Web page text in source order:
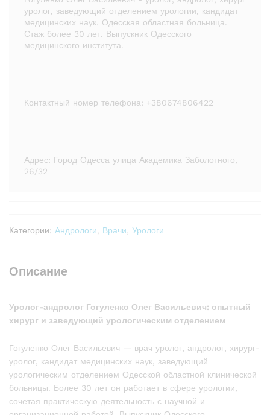
уролог, заведующий отделением урологии, кандидат
медицинских наук. Одесская областная больница.
Стаж более 30 лет. Выпускник Одесского
медицинского института.
Контактный номер телефона: +380674806422
Адрес: Город Одесса улица Академика Заболотного,
26/32
Категории: Андрологи Врачи Урологи
Описание
Уролог-андролог Гогуленко Олег Васильевич: опытный
хирург и заведующий урологическим отделением
Гогуленко Олег Васильевич — врач уролог, андролог, хирург-
уролог, кандидат медицинских наук, заведующий
урологическим отделением Одесской областной клинической
больницы. Более 30 лет он работает в сфере урологии,
сочетая практическую деятельность с научной и